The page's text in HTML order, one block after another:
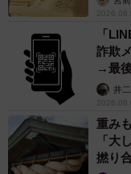
「
詐欺
→最
提」
井
重み
「大
撚り